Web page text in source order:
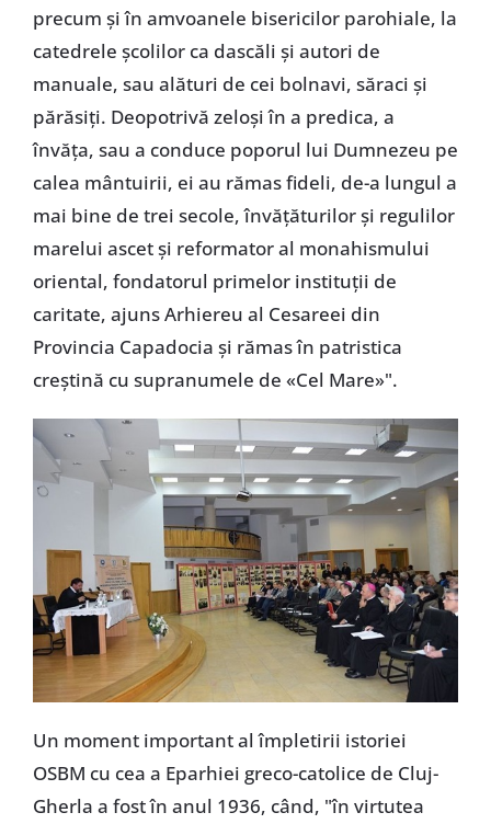
precum și în amvoanele bisericilor parohiale, la
catedrele școlilor ca dascăli și autori de
manuale, sau alături de cei bolnavi, săraci și
părăsiți. Deopotrivă zeloși în a predica, a
învăța, sau a conduce poporul lui Dumnezeu pe
calea mântuirii, ei au rămas fideli, de-a lungul a
mai bine de trei secole, învățăturilor și regulilor
marelui ascet și reformator al monahismului
oriental, fondatorul primelor instituții de
caritate, ajuns Arhiereu al Cesareei din
Provincia Capadocia și rămas în patristica
creștină cu supranumele de «Cel Mare»".
Un moment important al împletirii istoriei
OSBM cu cea a Eparhiei greco-catolice de Cluj-
Gherla a fost în anul 1936, când, "în virtutea